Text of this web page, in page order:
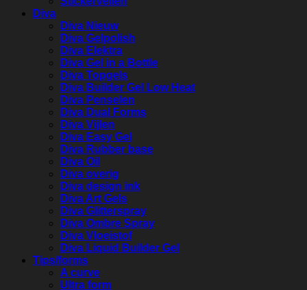
Diva
Diva Nieuw
Diva Gelpolish
Diva Elektra
Diva Gel in a Bottle
Diva Topgels
Diva Builder Gel Low Heat
Diva Penselen
Diva Dual Forms
Diva Vijlen
Diva Easy Gel
Diva Rubber base
Diva Oil
Diva overig
Diva design ink
Diva Art Gels
Diva Glitterspray
Diva Ombre Spray
Diva Vloeistof
Diva Liquid Builder Gel
Tips/forms
A curve
Ultra form